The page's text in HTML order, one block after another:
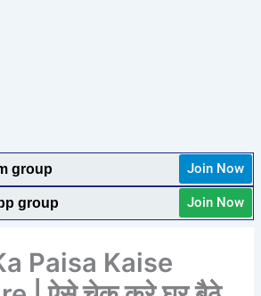
group Join Now
group Join Now
Paisa Kaise